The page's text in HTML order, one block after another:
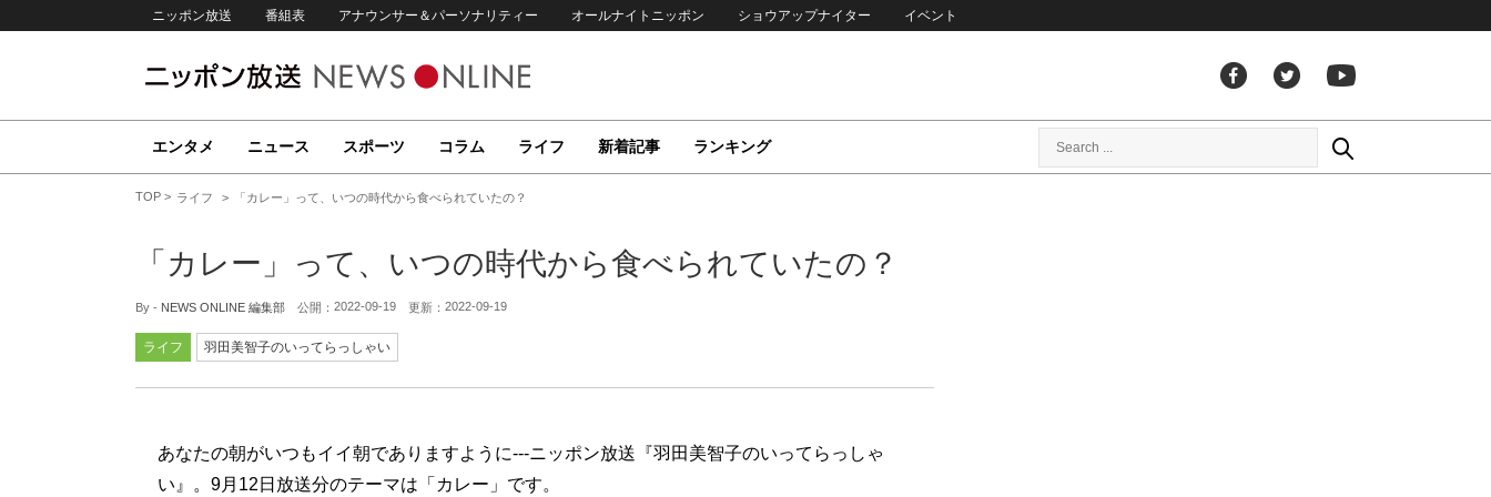
ニッポン放送 番組表 アナウンサー＆パーソナリティー オールナイトニッポン ショウアップナイター イベント
エンタメ ニュース スポーツ コラム ライフ 新着記事 ランキング
TOP ライフ 「カレー」って、いつの時代から食べられていたの？
「カレー」って、いつの時代から食べられていたの？
By - NEWS ONLINE 編集部 公開： 2022-09-19 更新： 2022-09-19
ライフ 羽田美智子のいってらっしゃい
あなたの朝がいつもイイ朝でありますように---ニッポン放送『羽田美智子のいってらっしゃ
い』。9月12日放送分のテーマは「カレー」です。